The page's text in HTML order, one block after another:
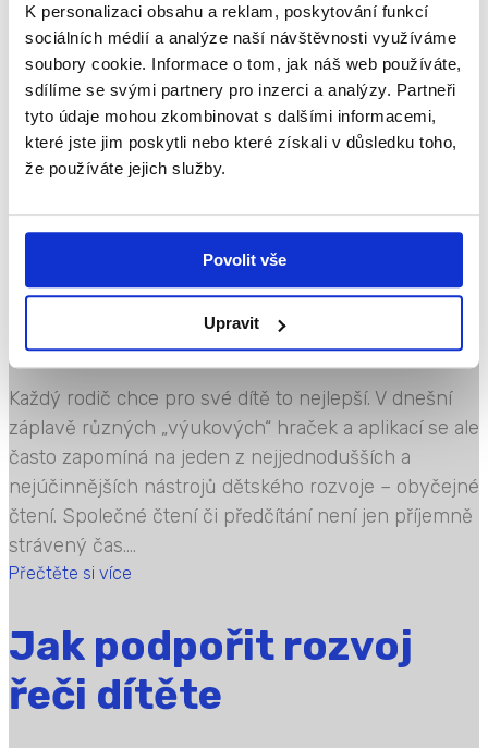
K personalizaci obsahu a reklam, poskytování funkcí
sociálních médií a analýze naší návštěvnosti využíváme
soubory cookie. Informace o tom, jak náš web používáte,
sdílíme se svými partnery pro inzerci a analýzy. Partneři
tyto údaje mohou zkombinovat s dalšími informacemi,
které jste jim poskytli nebo které získali v důsledku toho,
že používáte jejich služby.
Povolit vše
Upravit
prožívání, kognitivní myšlení a také motorické
schopnosti. Právě pro rozvoj jemné motoriky a
následně psaní je klíčový správný úchop tužky.
Učení správného úchopu by...
Přečtěte si více
Dětské čtení – klíč k
rozvoji jazyka, myšlení
i emocí
Každý rodič chce pro své dítě to nejlepší. V dnešní
záplavě různých „výukových“ hraček a aplikací se ale
často zapomíná na jeden z nejjednodušších a
nejúčinnějších nástrojů dětského rozvoje – obyčejné
čtení. Společné čtení či předčítání není jen příjemně
strávený čas....
Přečtěte si více
Jak podpořit rozvoj
řeči dítěte